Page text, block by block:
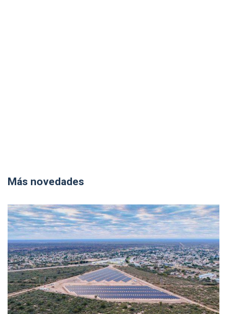
Más novedades